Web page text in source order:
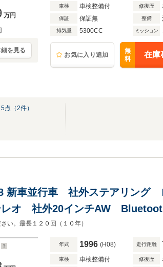
万円
を見る
車検 車検整備付 修復歴
保証 保証無 整備
排気量 5300CC ミッション
お気に入り追加
無
料
在庫
5点（2件）
新車並行車 社外ステアリング
レオ 社外20インチAW
い。最長１２０回（１０年）
年式 1996 (H08) 走行距離
車検 車検整備付 修復歴